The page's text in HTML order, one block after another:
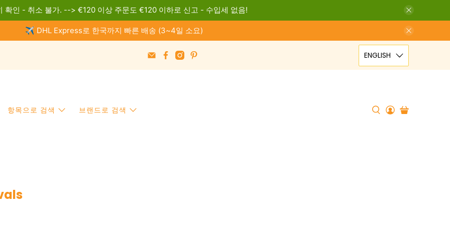
확인 - 취소 불가. --> €120 이상 주문도 €120 이하로 신고 - 수입세 없음!
✈️ DHL Express로 한국까지 빠른 배송 (3~4일 소요)
ENGLISH
항목으로 검색 브랜드로 검색